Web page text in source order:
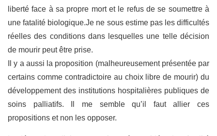
liberté face à sa propre mort et le refus de se soumettre à
une fatalité biologique.Je ne sous estime pas les difficultés
réelles des conditions dans lesquelles une telle décision
de mourir peut être prise.
Il y a aussi la proposition (malheureusement présentée par
certains comme contradictoire au choix libre de mourir) du
développement des institutions hospitalières publiques de
soins palliatifs. Il me semble qu’il faut allier ces
propositions et non les opposer.